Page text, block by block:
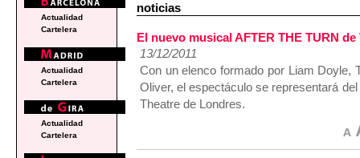
noticias
El nuevo musical AFTER THE TURN
13/12/2011
Con un elenco formado por Liam Doyle,
Oliver, el espectáculo se representará
Theatre de Londres.
Actualidad
Cartelera
Actualidad
Cartelera
Actualidad
Cartelera